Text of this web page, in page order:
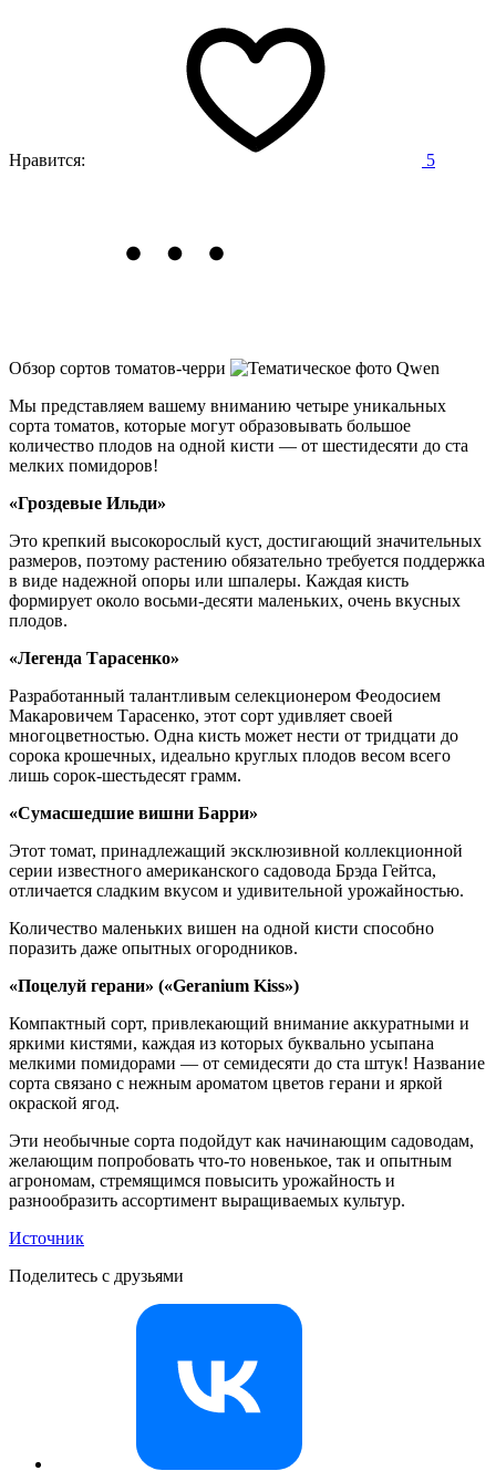
Нравится: 5
Обзор сортов томатов-черри
Мы представляем вашему вниманию четыре уникальных
сорта томатов, которые могут образовывать большое
количество плодов на одной кисти — от шестидесяти до ста
мелких помидоров!
«Гроздевые Ильди»
Это крепкий высокорослый куст, достигающий значительных
размеров, поэтому растению обязательно требуется поддержка
в виде надежной опоры или шпалеры. Каждая кисть
формирует около восьми-десяти маленьких, очень вкусных
плодов.
«Легенда Тарасенко»
Разработанный талантливым селекционером Феодосием
Макаровичем Тарасенко, этот сорт удивляет своей
многоцветностью. Одна кисть может нести от тридцати до
сорока крошечных, идеально круглых плодов весом всего
лишь сорок-шестьдесят грамм.
«Сумасшедшие вишни Барри»
Этот томат, принадлежащий эксклюзивной коллекционной
серии известного американского садовода Брэда Гейтса,
отличается сладким вкусом и удивительной урожайностью.
Количество маленьких вишен на одной кисти способно
поразить даже опытных огородников.
«Поцелуй герани» («Geranium Kiss»)
Компактный сорт, привлекающий внимание аккуратными и
яркими кистями, каждая из которых буквально усыпана
мелкими помидорами — от семидесяти до ста штук! Название
сорта связано с нежным ароматом цветов герани и яркой
окраской ягод.
Эти необычные сорта подойдут как начинающим садоводам,
желающим попробовать что-то новенькое, так и опытным
агрономам, стремящимся повысить урожайность и
разнообразить ассортимент выращиваемых культур.
Источник
Поделитесь с друзьями